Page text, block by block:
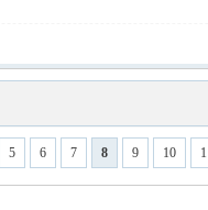
5 6 7 8 9 10